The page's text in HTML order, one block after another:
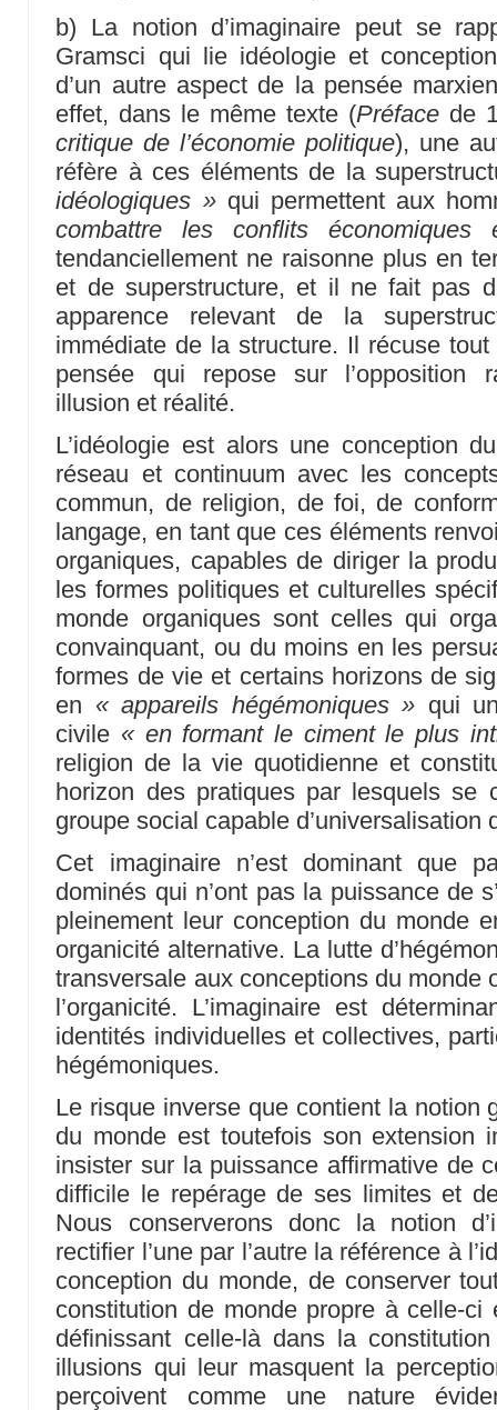
b) La notion d’imaginaire peut se
Gramsci qui lie idéologie et
d’un autre aspect de la pensée
effet, dans le même texte (Préface de
critique de l’économie politique), une
réfère à ces éléments de la
idéologiques »qui permettent aux
combattre les conflits économiques
tendanciellement ne raisonne plus en
et de superstructure, et il ne fait pas
apparence relevant de la
immédiate de la structure. Il récuse
pensée qui repose sur l’opposition
illusion et réalité.
L’idéologie est alors une conception
réseau et continuum avec les
commun, de religion, de foi, de
langage, en tant que ces éléments
organiques, capables de diriger la
les formes politiques et culturelles
monde organiques sont celles qui
convainquant, ou du moins en les
formes de vie et certains horizons de
en « appareils hégémoniques » qui
civile « en formant le ciment le plus
religion de la vie quotidienne et
horizon des pratiques par lesquels se
groupe social capable d’universalisation
Cet imaginaire n’est dominant que
dominés qui n’ont pas la puissance de
pleinement leur conception du monde
organicité alternative. La lutte
transversale aux conceptions du monde
l’organicité. L’imaginaire est
identités individuelles et collectives,
hégémoniques.
Le risque inverse que contient la notion
du monde est toutefois son extension
insister sur la puissance affirmative de
difficile le repérage de ses limites et
Nous conserverons donc la notion
rectifier l’une par l’autre la référence à
conception du monde, de conserver
constitution de monde propre à celle-
définissant celle-là dans la
illusions qui leur masquent la
perçoivent comme une nature